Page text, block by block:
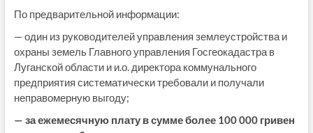
По предварительной информации:
— один из руководителей управления землеустройства и
охраны земель Главного управления Госгеокадастра в
Луганской области и и.о. директора коммунального
предприятия систематически требовали и получали
неправомерную выгоду;
— за ежемесячную плату в сумме более 100 000 гривен